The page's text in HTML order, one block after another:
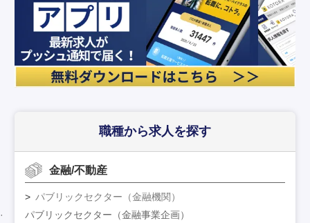
職種から求人を探す
金融/不動産
パブリックセクター（金融機関）
パブリックセクター（金融事業企画）